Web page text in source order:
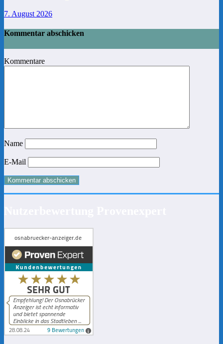
7. August 2026
Kommentar abschicken
Kommentare
Name
E-Mail